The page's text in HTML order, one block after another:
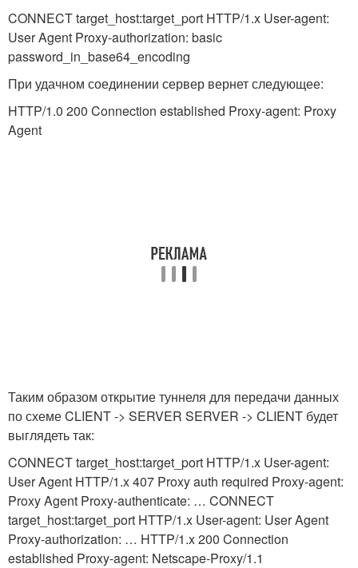
CONNECT target_host:target_port HTTP/1.x User-agent:
User Agent Proxy-authorization: basic
password_in_base64_encoding
При удачном соединении сервер вернет следующее:
HTTP/1.0 200 Connection established Proxy-agent: Proxy
Agent
Таким образом открытие туннеля для передачи данных
по схеме CLIENT -> SERVER SERVER -> CLIENT будет
выглядеть так:
CONNECT target_host:target_port HTTP/1.x User-agent:
User Agent HTTP/1.x 407 Proxy auth required Proxy-agent:
Proxy Agent Proxy-authenticate: … CONNECT
target_host:target_port HTTP/1.x User-agent: User Agent
Proxy-authorization: … HTTP/1.x 200 Connection
established Proxy-agent: Netscape-Proxy/1.1